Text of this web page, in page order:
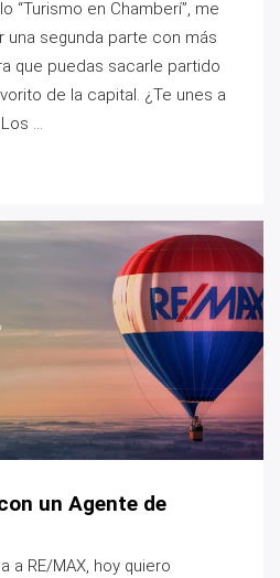
“Turismo en Chamberí”, me
una segunda parte con más
que puedas sacarle partido
de la capital. ¿Te unes a
...
un Agente de
a RE/MAX, hoy quiero